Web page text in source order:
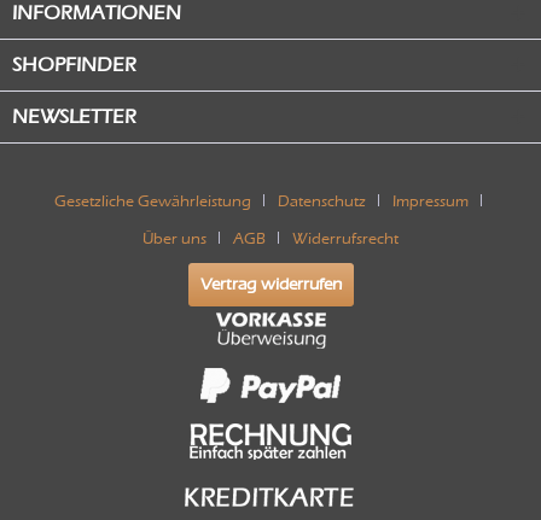
INFORMATIONEN
SHOPFINDER
NEWSLETTER
Gesetzliche Gewährleistung Datenschutz Impressum
Über uns AGB Widerrufsrecht
Vertrag widerrufen